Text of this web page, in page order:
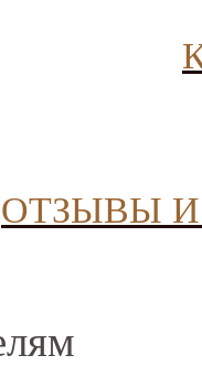
ОТЗЫВЫ